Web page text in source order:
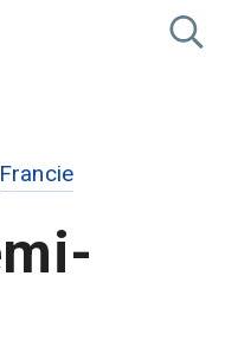
Francie